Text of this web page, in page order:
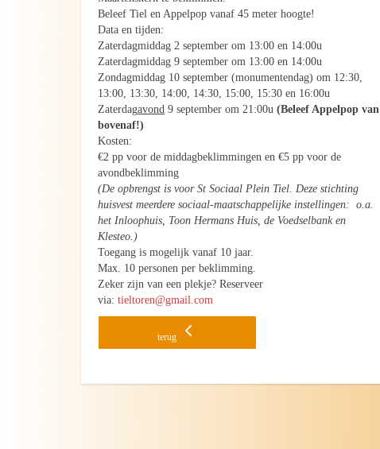
Beleef Tiel en Appelpop vanaf 45 meter hoogte!
Data en tijden:
Zaterdagmiddag 2 september om 13:00 en 14:00u
Zaterdagmiddag 9 september om 13:00 en 14:00u
Zondagmiddag 10 september (monumentendag) om 12:30,
13:00, 13:30, 14:00, 14:30, 15:00, 15:30 en 16:00u
Zaterdagavond 9 september om 21:00u(Beleef Appelpop van
bovenaf!)
Kosten:
€2 pp voor de middagbeklimmingen en €5 pp voor de
avondbeklimming
(De opbrengst is voor St Sociaal Plein Tiel. Deze stichting
huisvest meerdere sociaal-maatschappelijke instellingen: o.a.
het Inloophuis, Toon Hermans Huis, de Voedselbank en
Klesteo.)
Toegang is mogelijk vanaf 10 jaar.
Max. 10 personen per beklimming.
Zeker zijn van een plekje? Reserveer
via:tieltoren@gmail.com
terug